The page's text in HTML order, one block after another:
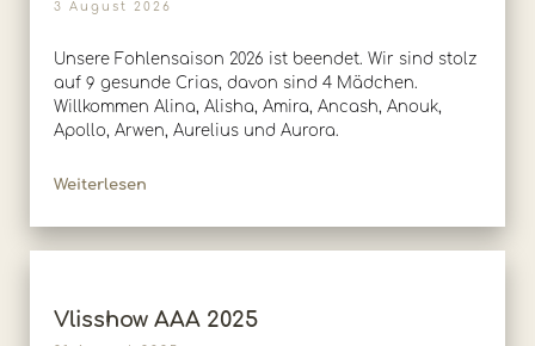
3 August 2026
Unsere Fohlensaison 2026 ist beendet. Wir sind stolz
auf 9 gesunde Crias, davon sind 4 Mädchen.
Willkommen Alina, Alisha, Amira, Ancash, Anouk,
Apollo, Arwen, Aurelius und Aurora.
Weiterlesen
Vlisshow AAA 2025